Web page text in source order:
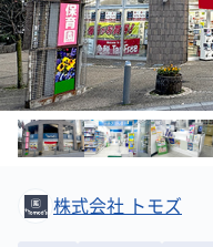
株式会社 トモズ